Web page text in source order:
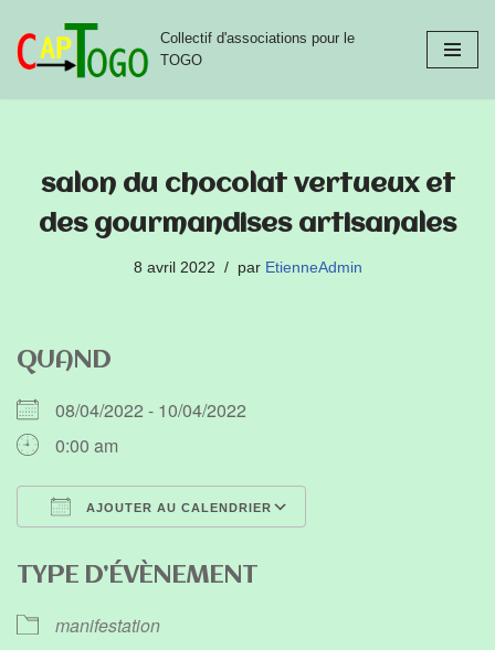
Aller
Collectif d'associations pour le
TOGO
salon du chocolat vertueux et
des gourmandises artisanales
8 avril 2022 par EtienneAdmin
QUAND
08/04/2022 - 10/04/2022
0:00 am
AJOUTER AU CALENDRIER
TYPE D’ÉVÈNEMENT
manifestation